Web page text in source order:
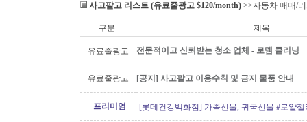
사고팔고 리스트 (유료줄광고 $120/month) >>자동차 매매/
구분 제목
유료줄광고 전문적이고 신뢰받는 청소 업체 - 로뎀 클리닝
유료줄광고 [공지] 사고팔고 이용수칙 및 금지 물품 안내
프리미엄
[롯데건강백화점] 가족선물, 귀국선물 #로얄젤